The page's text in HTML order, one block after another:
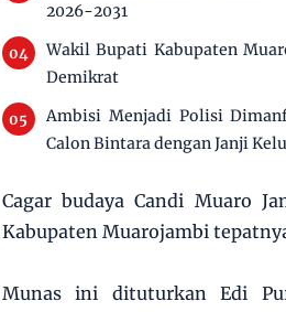
2026-2031
Wakil Bupati Kabupaten
Demikrat
Ambisi Menjadi Polisi
Calon Bintara dengan Janji
Cagar budaya Candi Muaro
Kabupaten Muarojambi
Munas ini dituturkan Edi